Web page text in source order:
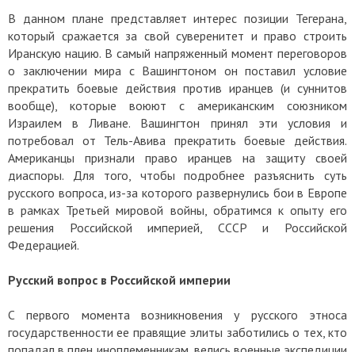
В данном плане представляет интерес позиции Тегерана,
который сражается за свой суверенитет и право строить
Иранскую нацию. В самый напряженный момент переговоров
о заключении мира с Вашингтоном он поставил условие
прекратить боевые действия против иранцев (и суннитов
вообще), которые воюют с американским союзником
Израилем в Ливане. Вашингтон принял эти условия и
потребовал от Тель-Авива прекратить боевые действия.
Американцы признали право иранцев на защиту своей
диаспоры. Для того, чтобы подробнее разъяснить суть
русского вопроса, из-за которого развернулись бои в Европе
в рамках Третьей мировой войны, обратимся к опыту его
решения Российской империей, СССР и Российской
Федерацией.
Русский вопрос в Российской империи
С первого момента возникновения у русского этноса
государственности ее правящие элиты заботились о тех, кто